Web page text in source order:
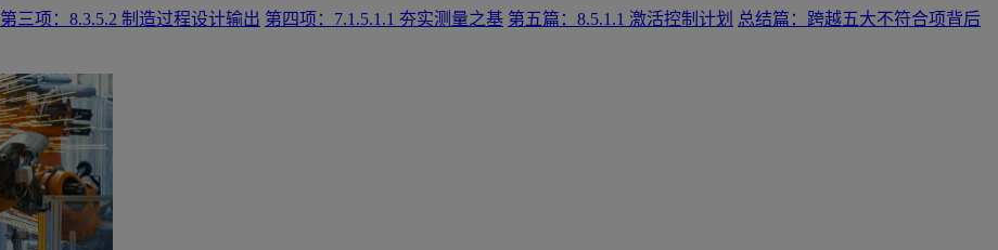
第三项：8.3.5.2 制造过程设计输出 第四项：7.1.5.1.1 夯实测量之基 第五篇：8.5.1.1 激活控制计划 总结篇：跨越五大不符合项背后